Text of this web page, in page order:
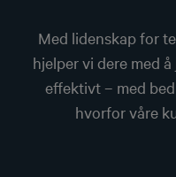
Med lidenskap for
hjelper vi dere med
effektivt – med
hvorfor våre